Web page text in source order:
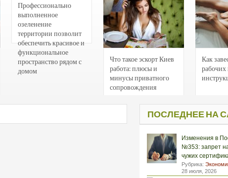
Профессионально
выполненное
озеленение
территории позволит
обеспечить красивое и
функциональное
пространство рядом с
домом
Что такое эскорт Киев
работа: плюсы и
минусы приватного
сопровождения
Как
рабочих
ПОСЛЕДНЕЕ НА
Изменения в
№353: запрет
чужих
Рубрика:
28 июля, 2026